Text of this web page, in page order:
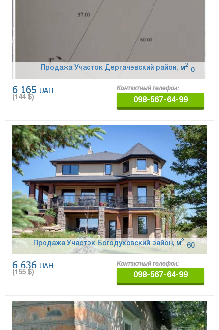
Продажа Участок Дергачевский район, 0
м2
6 165 UAH
(144 $)
Контактный телефон:
098-567-64-99
Продажа Участок Богодуховский район, 60
м2
6 636 UAH
(155 $)
Контактный телефон:
098-567-64-99